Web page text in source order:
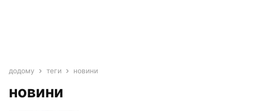
додому теги новини
новини